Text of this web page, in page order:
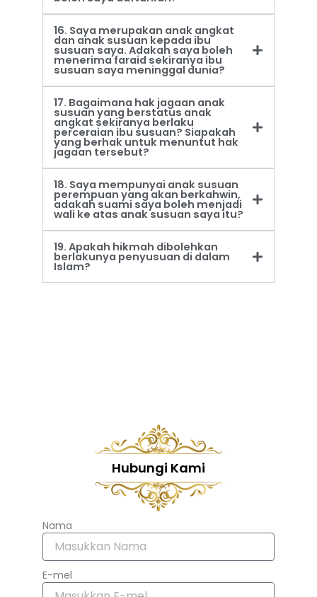
16. Saya merupakan anak angkat
dan anak susuan kepada ibu
susuan saya. Adakah saya boleh
menerima faraid sekiranya ibu
susuan saya meninggal dunia?
17. Bagaimana hak jagaan anak
susuan yang berstatus anak
angkat sekiranya berlaku
perceraian ibu susuan? Siapakah
yang berhak untuk menuntut hak
jagaan tersebut?
18. Saya mempunyai anak susuan
perempuan yang akan berkahwin,
adakah suami saya boleh menjadi
wali ke atas anak susuan saya itu?
19. Apakah hikmah dibolehkan
berlakunya penyusuan di dalam
Islam?
Hubungi Kami
Nama
E-mel